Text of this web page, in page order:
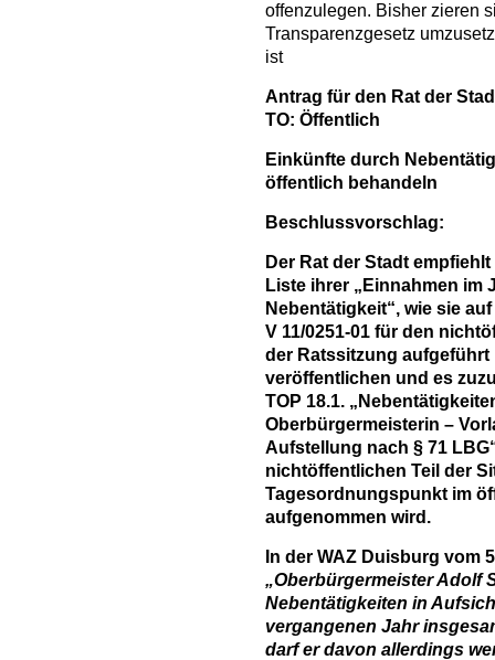
offenzulegen. Bisher zieren
Transparenzgesetz
ist
Antrag für den Rat der
TO: Öffentlich
Einkünfte durch
öffentlich behandeln
Beschlussvorschlag:
Der Rat der Stadt
Liste ihrer „Einnahmen im
Nebentätigkeit“, wie sie
V 11/0251-01 für den
der Ratssitzung aufgeführt
veröffentlichen und es
TOP 18.1.
Oberbürgermeisterin –
Aufstellung nach § 71
nichtöffentlichen Teil der
Tagesordnungspunkt im
aufgenommen wird.
In der WAZ Duisburg vom
„Oberbürgermeister Adolf
Nebentätigkeiten in
vergangenen Jahr
darf er davon allerdings